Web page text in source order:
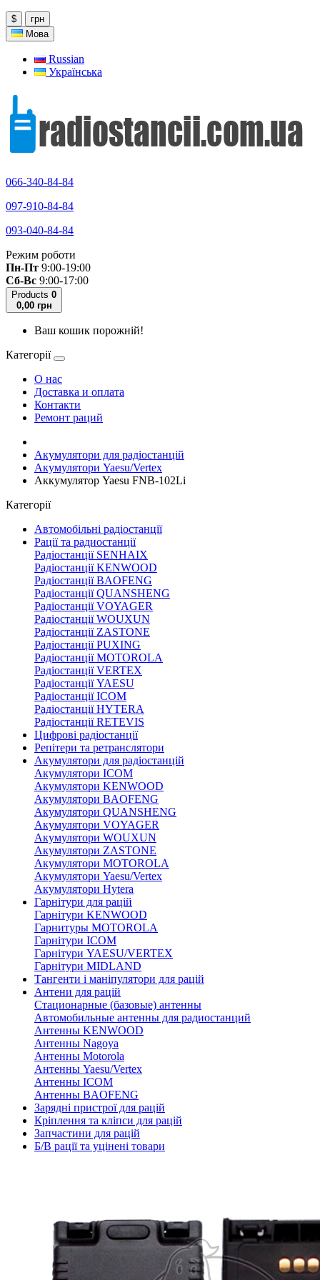
$
грн
Мова
Russian
Українська
066-340-84-84
097-910-84-84
093-040-84-84
Режим роботи
Пн-Пт 9:00-19:00
Сб-Вс 9:00-17:00
Products 0
0,00 грн
Ваш кошик порожній!
Категорії
О нас
Доставка и оплата
Контакти
Ремонт раций
Акумулятори для радіостанцій
Акумулятори Yaesu/Vertex
Аккумулятор Yaesu FNB-102Li
Категорії
Автомобільні радіостанції
Рації та радиостанції
Радіостанції SENHAIX
Радіостанції KENWOOD
Радіостанції BAOFENG
Радіостанції QUANSHENG
Радіостанції VOYAGER
Радіостанції WOUXUN
Радіостанції ZASTONE
Радіостанції PUXING
Радіостанції MOTOROLA
Радіостанції VERTEX
Радіостанції YAESU
Радіостанції ICOM
Радіостанції HYTERA
Радіостанції RETEVIS
Цифрові радіостанції
Репітери та ретранслятори
Акумулятори для радіостанцій
Акумулятори ICOM
Акумулятори KENWOOD
Акумулятори BAOFENG
Акумулятори QUANSHENG
Акумулятори VOYAGER
Акумулятори WOUXUN
Акумулятори ZASTONE
Акумулятори MOTOROLA
Акумулятори Yaesu/Vertex
Акумулятори Hytera
Гарнітури для рацій
Гарнітури KENWOOD
Гарнитуры MOTOROLA
Гарнітури ICOM
Гарнітури YAESU/VERTEX
Гарнітури MIDLAND
Тангенти і маніпулятори для рацій
Антени для рацій
Стационарные (базовые) антенны
Автомобильные антенны для радиостанций
Антенны KENWOOD
Антенны Nagoya
Антенны Motorola
Антенны Yaesu/Vertex
Антенны ICOM
Антенны BAOFENG
Зарядні пристрої для рацій
Кріплення та кліпси для рацій
Запчастини для рацій
Б/В рації та уцінені товари